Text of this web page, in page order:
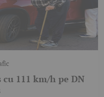
111 km/h pe DN